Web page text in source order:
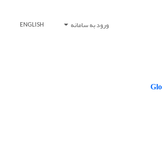
ورود به سامانه ENGLISH